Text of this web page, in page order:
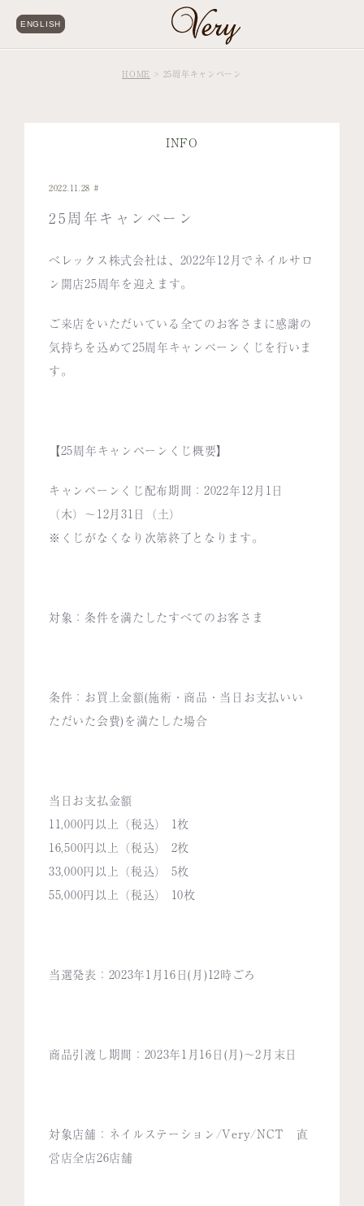
ENGLISH
HOME 25周年キャンペーン
INFO
2022.11.28
25周年キャンペーン
べレックス株式会社は、2022年12月でネイルサロ
ン開店25周年を迎えます。
ご来店をいただいている全てのお客さまに感謝の
気持ちを込めて25周年キャンペーンくじを行いま
す。
【25周年キャンペーンくじ概要】
キャンペーンくじ配布期間：2022年12月1日
（木）～12月31日（土）
※くじがなくなり次第終了となります。
対象：条件を満たしたすべてのお客さま
条件：お買上金額(施術・商品・当日お支払いい
ただいた会費)を満たした場合
当日お支払金額
11,000円以上（税込） 1枚
16,500円以上（税込） 2枚
33,000円以上（税込） 5枚
55,000円以上（税込） 10枚
当選発表：2023年1月16日(月)12時ごろ
商品引渡し期間：2023年1月16日(月)～2月末日
対象店舗：ネイルステーション/Very/NCT 直
営店全店26店舗